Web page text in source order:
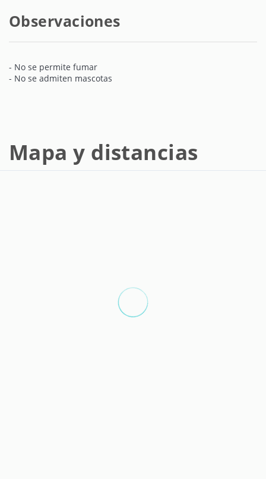
Observaciones
- No se permite fumar
- No se admiten mascotas
Mapa y distancias